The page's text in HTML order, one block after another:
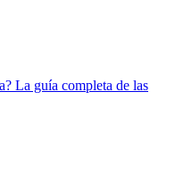
La guía completa de las